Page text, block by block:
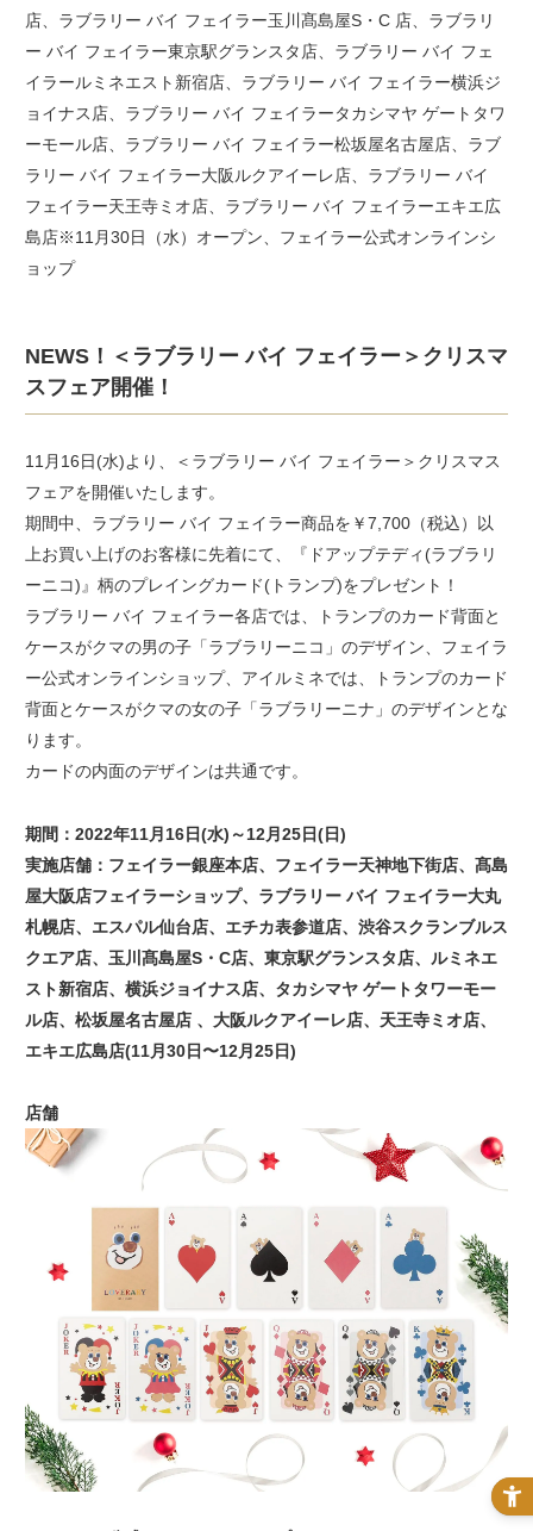
店、ラブラリー バイ フェイラー玉川髙島屋S・C 店、ラブラリ
ー バイ フェイラー東京駅グランスタ店、ラブラリー バイ フェ
イラールミネエスト新宿店、ラブラリー バイ フェイラー横浜ジ
ョイナス店、ラブラリー バイ フェイラータカシマヤ ゲートタワ
ーモール店、ラブラリー バイ フェイラー松坂屋名古屋店、ラブ
ラリー バイ フェイラー大阪ルクアイーレ店、ラブラリー バイ
フェイラー天王寺ミオ店、ラブラリー バイ フェイラーエキエ広
島店※11月30日（水）オープン、フェイラー公式オンラインシ
ョップ
NEWS！＜ラブラリー バイ フェイラー＞クリスマ
スフェア開催！
11月16日(水)より、＜ラブラリー バイ フェイラー＞クリスマス
フェアを開催いたします。
期間中、ラブラリー バイ フェイラー商品を￥7,700（税込）以
上お買い上げのお客様に先着にて、『ドアップテディ(ラブラリ
ーニコ)』柄のプレイングカード(トランプ)をプレゼント！
ラブラリー バイ フェイラー各店では、トランプのカード背面と
ケースがクマの男の子「ラブラリーニコ」のデザイン、フェイラ
ー公式オンラインショップ、アイルミネでは、トランプのカード
背面とケースがクマの女の子「ラブラリーニナ」のデザインとな
ります。
カードの内面のデザインは共通です。
期間：2022年11月16日(水)～12月25日(日)
実施店舗：フェイラー銀座本店、フェイラー天神地下街店、髙島
屋大阪店フェイラーショップ、ラブラリー バイ フェイラー大丸
札幌店、エスパル仙台店、エチカ表参道店、渋谷スクランブルス
クエア店、玉川髙島屋S・C店、東京駅グランスタ店、ルミネエ
スト新宿店、横浜ジョイナス店、タカシマヤ ゲートタワーモー
ル店、松坂屋名古屋店 、大阪ルクアイーレ店、天王寺ミオ店、
エキエ広島店(11月30日〜12月25日)
店舗